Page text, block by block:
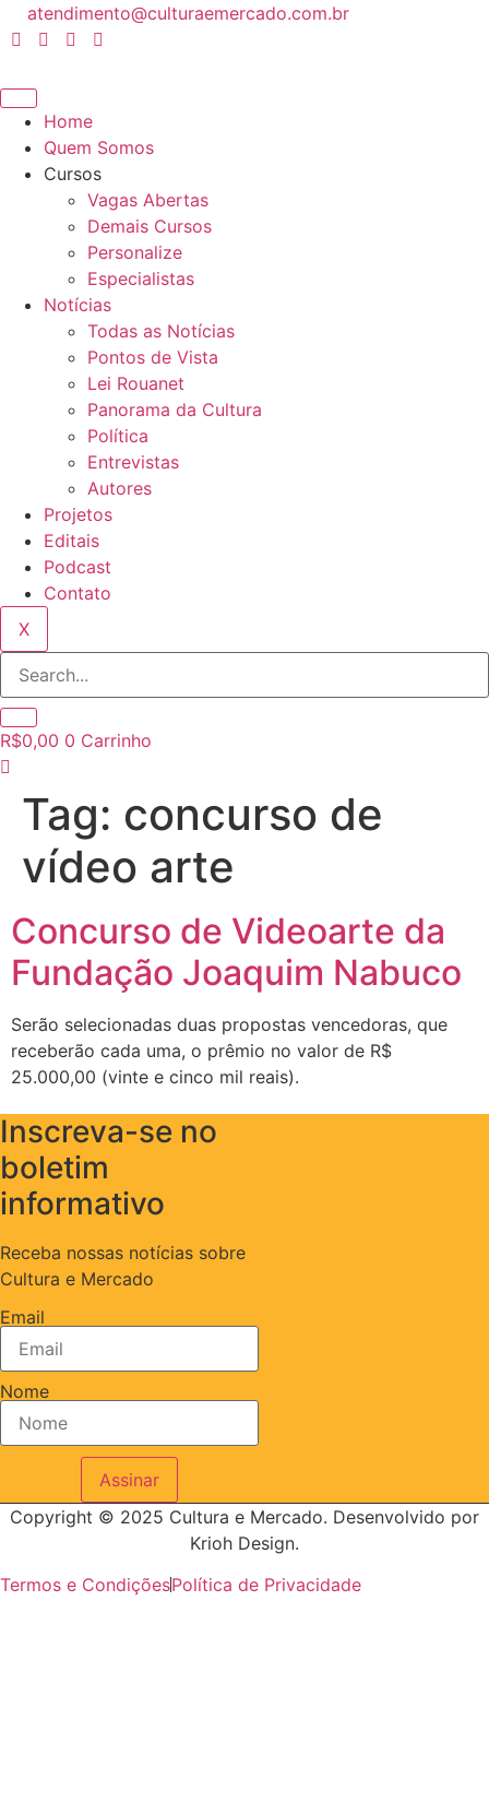
para
conteúdo
atendimento@culturaemercado.com.br
Home
Quem Somos
Cursos
Vagas Abertas
Demais Cursos
Personalize
Especialistas
Notícias
Todas as Notícias
Pontos de Vista
Lei Rouanet
Panorama da Cultura
Política
Entrevistas
Autores
Projetos
Editais
Podcast
Contato
X
R$0,00 0 Carrinho
Tag: concurso de
vídeo arte
Concurso de Videoarte da
Fundação Joaquim Nabuco
Serão selecionadas duas propostas vencedoras, que
receberão cada uma, o prêmio no valor de R$
25.000,00 (vinte e cinco mil reais).
Inscreva-se no
boletim
informativo
Receba nossas notícias sobre
Cultura e Mercado
Email
Nome
Assinar
Copyright © 2025 Cultura e Mercado. Desenvolvido por
Krioh Design.
Termos e CondiçõesPolítica de Privacidade